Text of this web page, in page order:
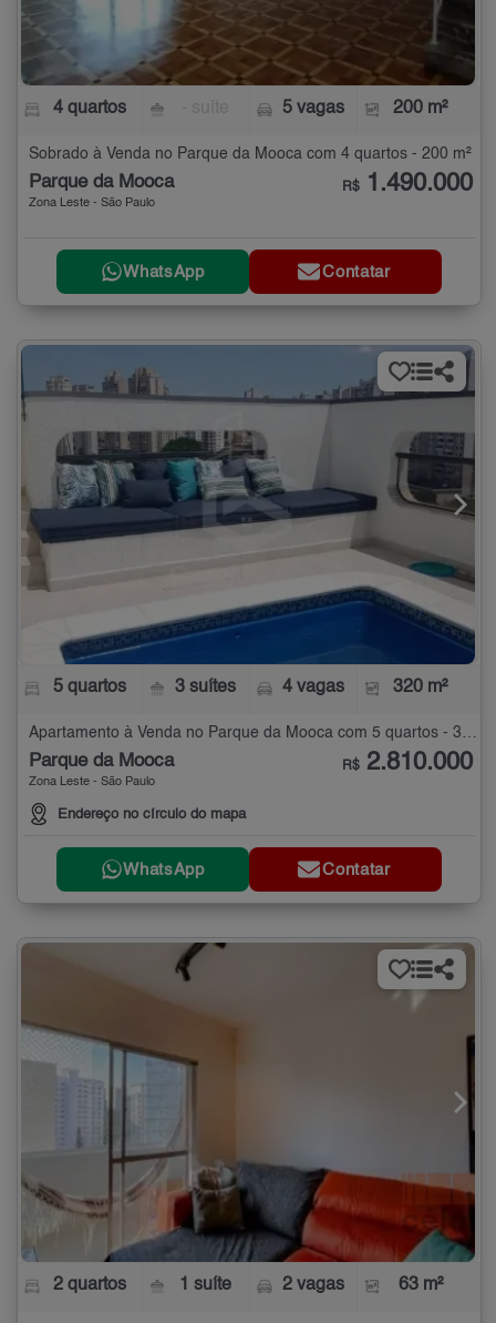
4 quartos 5 vagas 200 m²
Sobrado à Venda no Parque da Mooca com 4 quartos - 200 m²
Parque da Mooca
Zona Leste - São Paulo
R$ 1.490.000
WhatsApp Contatar
5 quartos 3 suítes 4 vagas 320 m²
Apartamento à Venda no Parque da Mooca com 5 quartos - 320 m²
Parque da Mooca
Zona Leste - São Paulo
Endereço no círculo do mapa
R$ 2.810.000
WhatsApp Contatar
2 quartos 1 suíte 2 vagas 63 m²